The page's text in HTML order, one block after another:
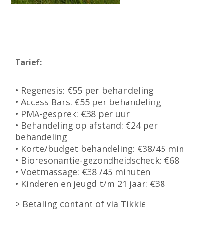
Tarief:
• Regenesis: €55 per behandeling
• Access Bars: €55 per behandeling
• PMA-gesprek: €38 per uur
• Behandeling op afstand: €24 per
behandeling
• Korte/budget behandeling: €38/45 min
• Bioresonantie-gezondheidscheck: €68
• Voetmassage: €38 /45 minuten
• Kinderen en jeugd t/m 21 jaar: €38
> Betaling contant of via Tikkie